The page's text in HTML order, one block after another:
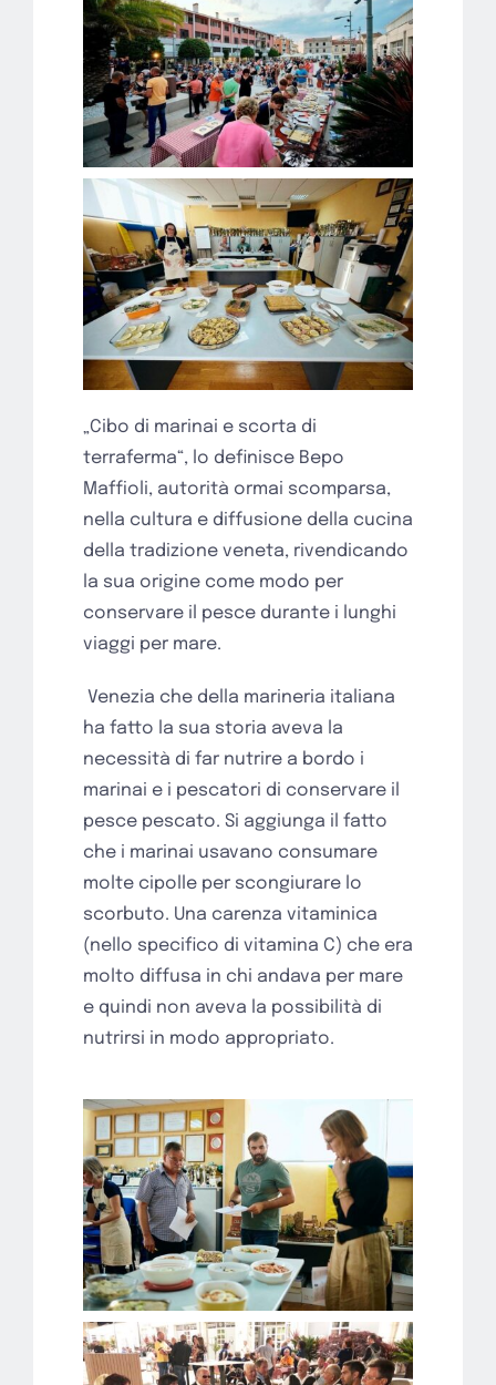
„Cibo di marinai e scorta di
terraferma“, lo definisce Bepo
Maffioli, autorità ormai scomparsa,
nella cultura e diffusione della cucina
della tradizione veneta, rivendicando
la sua origine come modo per
conservare il pesce durante i lunghi
viaggi per mare.
Venezia che della marineria italiana
ha fatto la sua storia aveva la
necessità di far nutrire a bordo i
marinai e i pescatori di conservare il
pesce pescato. Si aggiunga il fatto
che i marinai usavano consumare
molte cipolle per scongiurare lo
scorbuto. Una carenza vitaminica
(nello specifico di vitamina C) che era
molto diffusa in chi andava per mare
e quindi non aveva la possibilità di
nutrirsi in modo appropriato.